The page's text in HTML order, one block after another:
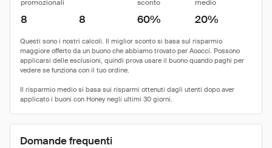
promozionali sconto medio
8 8 60% 20%
Domande frequenti